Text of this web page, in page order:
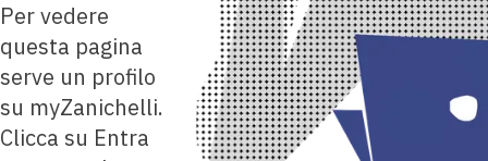
Per vedere
questa pagina
serve un profilo
su myZanichelli.
Clicca su Entra